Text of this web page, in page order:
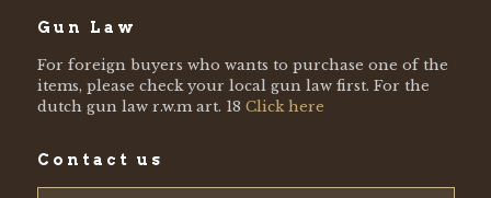
Gun Law
For foreign buyers who wants to purchase one of the
items, please check your local gun law first. For the
dutch gun law r.w.m art. 18 Click here
Contact us